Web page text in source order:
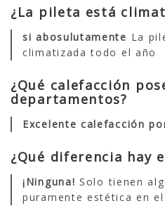
¿La pileta está
si abosulutamente La
climatizada todo el año
¿Qué calefacción
departamentos?
Excelente calefacción
¿Qué diferencia hay
¡Ninguna! Solo tienen
puramente estética en